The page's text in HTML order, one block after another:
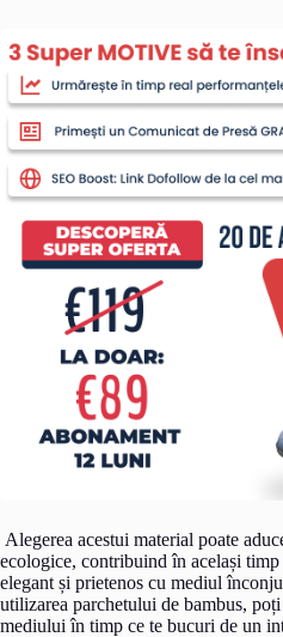
Alegerea acestui material poate
ecologice, contribuind în același timp
elegant și prietenos cu mediul
utilizarea parchetului de bambus,
mediului în timp ce te bucuri de un